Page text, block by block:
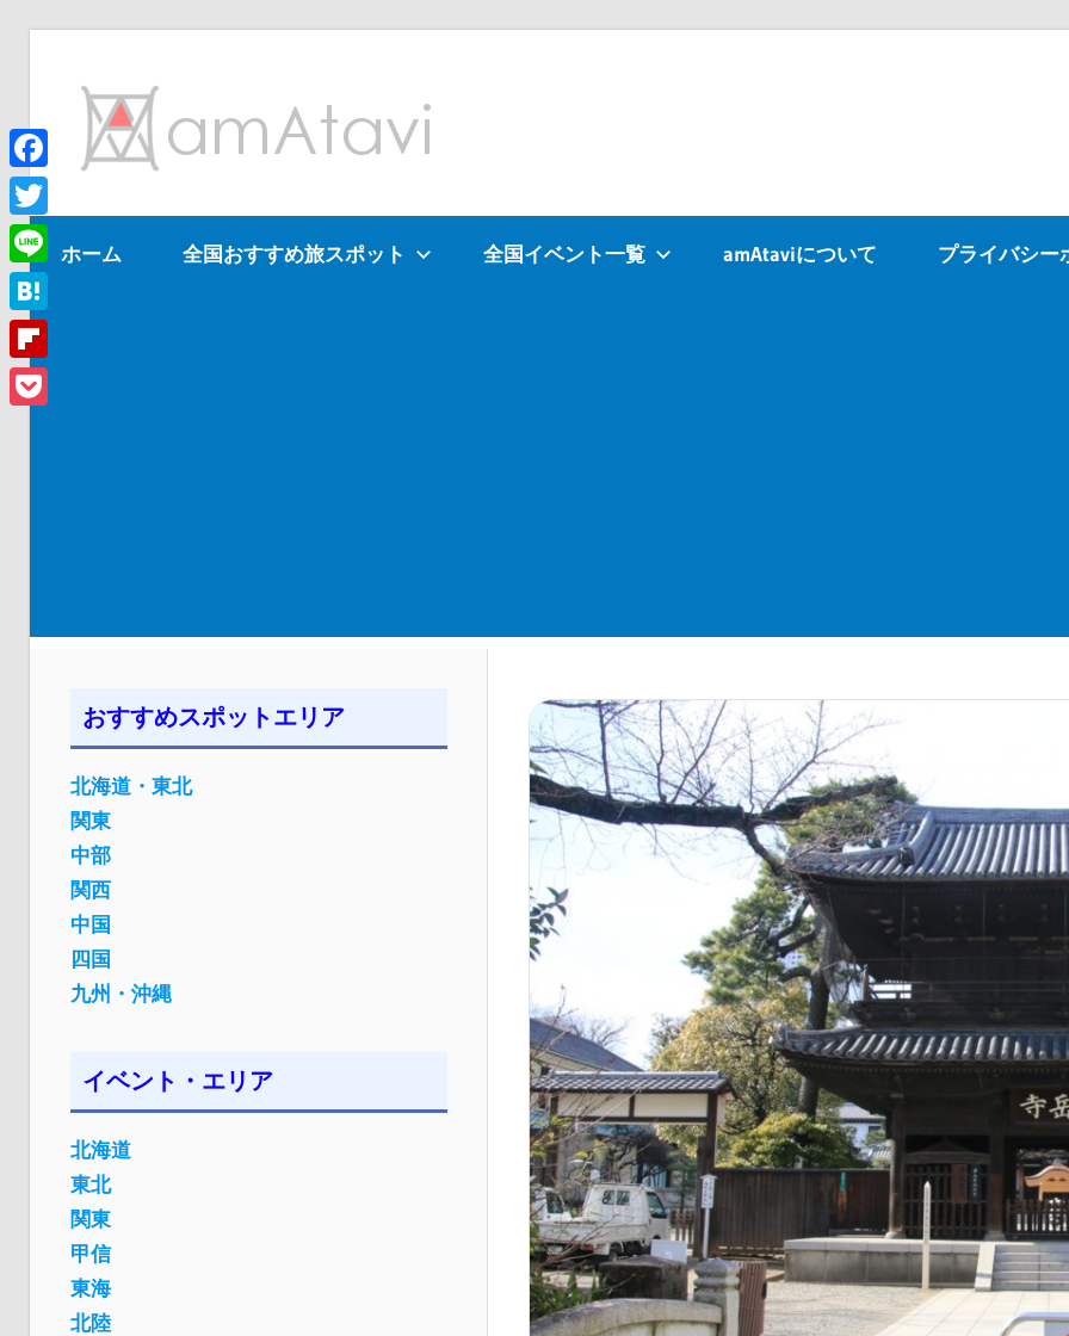
ン
ツ
へ
ス
キ
ッ
プ
を
見
ホーム 全国おすすめ旅スポット 全国イベント一覧 amAtaviについて プライバシー
おすすめスポットエリア
北海道・東北
関東
中部
関西
中国
四国
九州・沖縄
イベント・エリア
北海道
東北
関東
甲信
東海
北陸
Facebook
Twitter
Line
Hatena
Flipboard